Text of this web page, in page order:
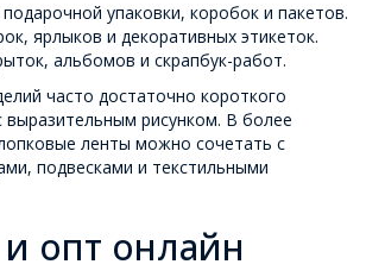
упаковки, коробок и пакетов.
ярлыков и декоративных этикеток.
альбомов и скрапбук-работ.
часто достаточно короткого
рисунком. В более
ленты можно сочетать с
подвесками и текстильными
опт онлайн